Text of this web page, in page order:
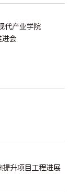
代产业学院
进会
提升项目工程进展